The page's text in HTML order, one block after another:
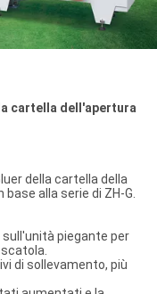
cartella dell'apertura
della cartella della
alla serie di ZH-G.
sull'unità piegante per
di sollevamento, più